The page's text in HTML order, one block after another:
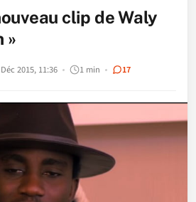
clip de Waly
»
2015, 11:36 1 min 17